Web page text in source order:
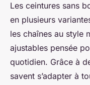
Les ceintures sans
en plusieurs
les chaînes au style
ajustables pensée
quotidien. Grâce à
savent s’adapter à